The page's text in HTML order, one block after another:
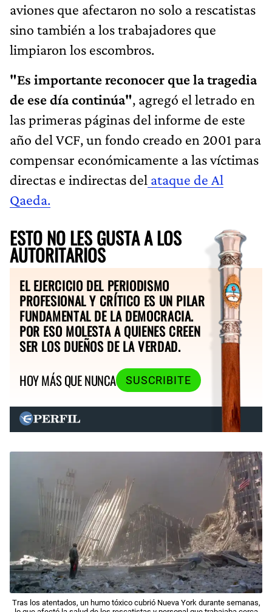
aviones que afectaron no solo a rescatistas
sino también a los trabajadores que
limpiaron los escombros.
"Es importante reconocer que la tragedia
de ese día continúa", agregó el letrado en
las primeras páginas del informe de este
año del VCF, un fondo creado en 2001 para
compensar económicamente a las víctimas
directas e indirectas del ataque de Al
Qaeda.
ESTO NO LES GUSTA A LOS
AUTORITARIOS
EL EJERCICIO DEL PERIODISMO
PROFESIONAL Y CRÍTICO ES UN PILAR
FUNDAMENTAL DE LA DEMOCRACIA.
POR ESO MOLESTA A QUIENES CREEN
SER LOS DUEÑOS DE LA VERDAD.
HOY MÁS QUE NUNCA
SUSCRIBITE
Tras los atentados, un humo tóxico cubrió Nueva York durante semanas,